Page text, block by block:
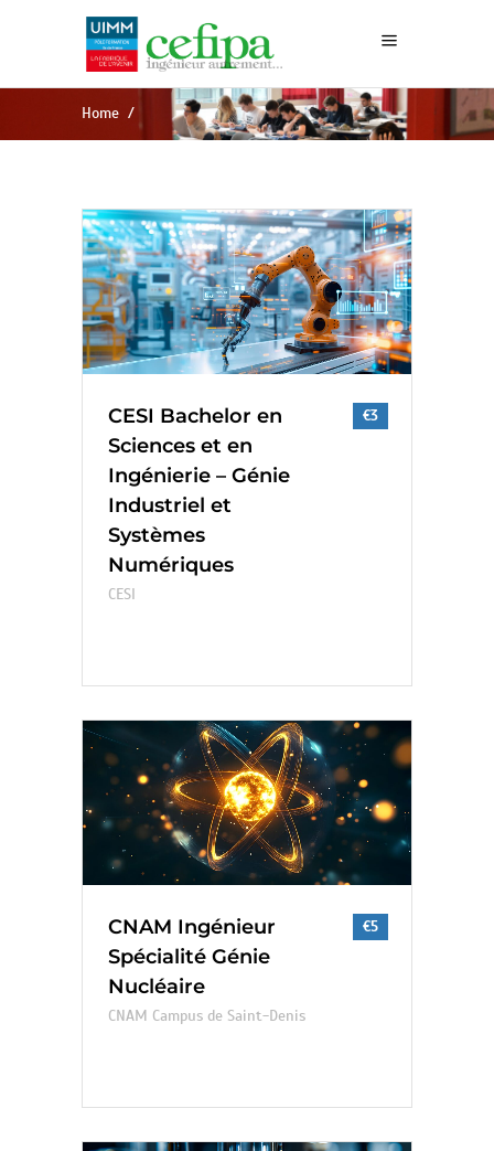
Home /
CESI Bachelor en
Sciences et en
Ingénierie – Génie
Industriel et
Systèmes
Numériques
€3
CESI
CNAM Ingénieur
Spécialité Génie
Nucléaire
€5
CNAM Campus de Saint-Denis